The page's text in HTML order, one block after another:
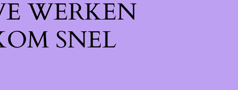
WERKEN
SNEL